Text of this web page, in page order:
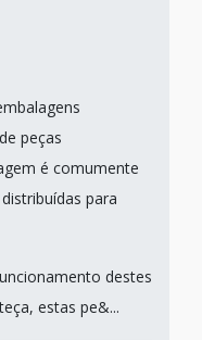
peças
é comumente
para
destes
estas pe&...